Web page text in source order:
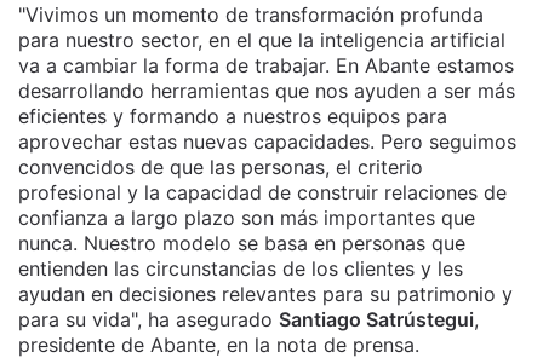
"Vivimos un momento de transformación profunda
para nuestro sector, en el que la inteligencia artificial
va a cambiar la forma de trabajar. En Abante estamos
desarrollando herramientas que nos ayuden a ser más
eficientes y formando a nuestros equipos para
aprovechar estas nuevas capacidades. Pero seguimos
convencidos de que las personas, el criterio
profesional y la capacidad de construir relaciones de
confianza a largo plazo son más importantes que
nunca. Nuestro modelo se basa en personas que
entienden las circunstancias de los clientes y les
ayudan en decisiones relevantes para su patrimonio y
para su vida", ha asegurado Santiago Satrústegui,
presidente de Abante, en la nota de prensa.